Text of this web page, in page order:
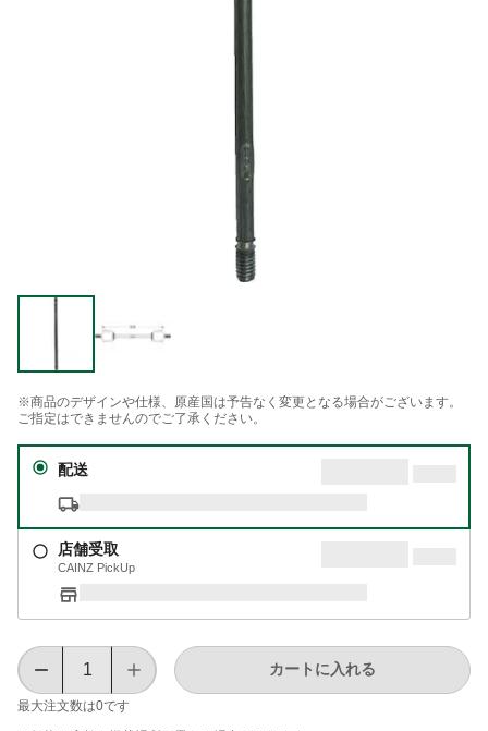
※商品のデザインや仕様、原産国は予告なく変更となる場合がございます。
ご指定はできませんのでご了承ください。
配送
店舗受取
CAINZ PickUp
最大注文数は0です
カートに入れる